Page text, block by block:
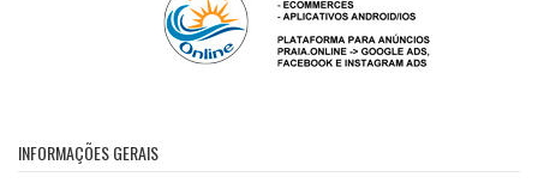
INFORMAÇÕES GERAIS